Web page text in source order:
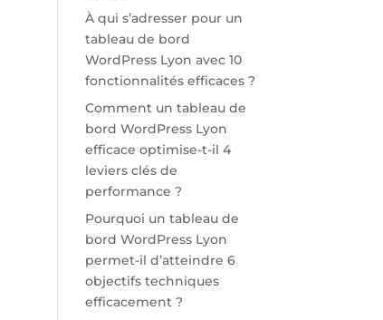
À qui s’adresser pour un
tableau de bord
WordPress Lyon avec 10
fonctionnalités efficaces ?
Comment un tableau de
bord WordPress Lyon
efficace optimise-t-il 4
leviers clés de
performance ?
Pourquoi un tableau de
bord WordPress Lyon
permet-il d’atteindre 6
objectifs techniques
efficacement ?